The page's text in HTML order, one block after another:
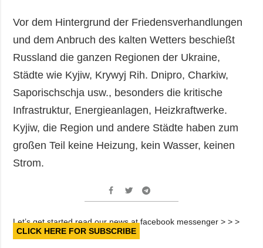
Vor dem Hintergrund der Friedensverhandlungen
und dem Anbruch des kalten Wetters beschießt
Russland die ganzen Regionen der Ukraine,
Städte wie Kyjiw, Krywyj Rih. Dnipro, Charkiw,
Saporischschja usw., besonders die kritische
Infrastruktur, Energieanlagen, Heizkraftwerke.
Kyjiw, die Region und andere Städte haben zum
großen Teil keine Heizung, kein Wasser, keinen
Strom.
Let’s get started read our news at facebook messenger > > >
CLICK HERE FOR SUBSCRIBE